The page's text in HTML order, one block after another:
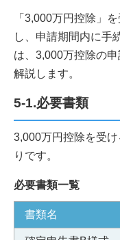
「3,000万円控除」
し、申請期間内に手
は、3,000万控除の
解説します。
5-1.必要書類
3,000万円控除を受
りです。
必要書類一覧
書類名